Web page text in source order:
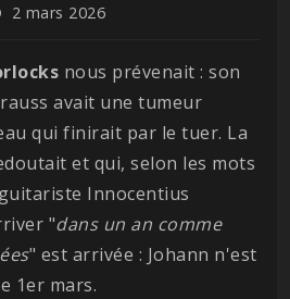
2 mars 2026
nous prévenait : son
avait une tumeur
qui finirait par le tuer. La
et qui, selon les mots
Innocentius
"dans un an comme
" est arrivée : Johann n'est
1er mars.